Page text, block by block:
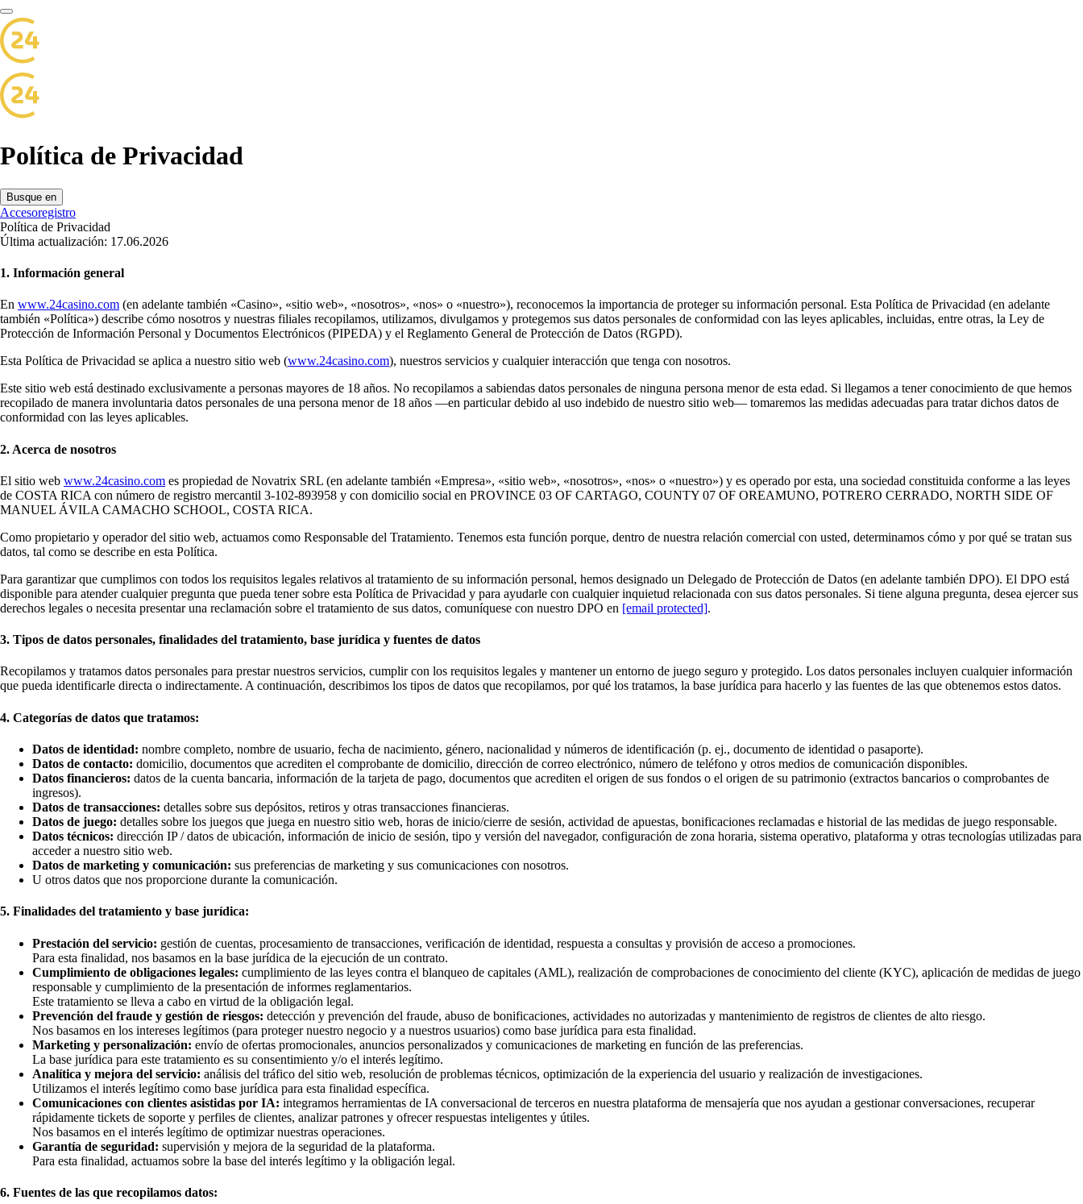
Política de Privacidad
Busque en
Accesoregistro
Política de Privacidad
Última actualización: 17.06.2026
1. Información general
En www.24casino.com (en adelante también «Casino», «sitio web», «nosotros», «nos» o «nuestro»), reconocemos la importancia de proteger su información personal. Esta Política de Privacidad (en adelante
también «Política») describe cómo nosotros y nuestras filiales recopilamos, utilizamos, divulgamos y protegemos sus datos personales de conformidad con las leyes aplicables, incluidas, entre otras, la Ley de
Protección de Información Personal y Documentos Electrónicos (PIPEDA) y el Reglamento General de Protección de Datos (RGPD).
Esta Política de Privacidad se aplica a nuestro sitio web (www.24casino.com), nuestros servicios y cualquier interacción que tenga con nosotros.
Este sitio web está destinado exclusivamente a personas mayores de 18 años. No recopilamos a sabiendas datos personales de ninguna persona menor de esta edad. Si llegamos a tener conocimiento de que hemos
recopilado de manera involuntaria datos personales de una persona menor de 18 años —en particular debido al uso indebido de nuestro sitio web— tomaremos las medidas adecuadas para tratar dichos datos de
conformidad con las leyes aplicables.
2. Acerca de nosotros
El sitio web www.24casino.com es propiedad de Novatrix SRL (en adelante también «Empresa», «sitio web», «nosotros», «nos» o «nuestro») y es operado por esta, una sociedad constituida conforme a las leyes
de COSTA RICA con número de registro mercantil 3-102-893958 y con domicilio social en PROVINCE 03 OF CARTAGO, COUNTY 07 OF OREAMUNO, POTRERO CERRADO, NORTH SIDE OF
MANUEL ÁVILA CAMACHO SCHOOL, COSTA RICA.
Como propietario y operador del sitio web, actuamos como Responsable del Tratamiento. Tenemos esta función porque, dentro de nuestra relación comercial con usted, determinamos cómo y por qué se tratan sus
datos, tal como se describe en esta Política.
Para garantizar que cumplimos con todos los requisitos legales relativos al tratamiento de su información personal, hemos designado un Delegado de Protección de Datos (en adelante también DPO). El DPO está
disponible para atender cualquier pregunta que pueda tener sobre esta Política de Privacidad y para ayudarle con cualquier inquietud relacionada con sus datos personales. Si tiene alguna pregunta, desea ejercer sus
derechos legales o necesita presentar una reclamación sobre el tratamiento de sus datos, comuníquese con nuestro DPO en [email protected].
3. Tipos de datos personales, finalidades del tratamiento, base jurídica y fuentes de datos
Recopilamos y tratamos datos personales para prestar nuestros servicios, cumplir con los requisitos legales y mantener un entorno de juego seguro y protegido. Los datos personales incluyen cualquier información
que pueda identificarle directa o indirectamente. A continuación, describimos los tipos de datos que recopilamos, por qué los tratamos, la base jurídica para hacerlo y las fuentes de las que obtenemos estos datos.
4. Categorías de datos que tratamos:
Datos de identidad: nombre completo, nombre de usuario, fecha de nacimiento, género, nacionalidad y números de identificación (p. ej., documento de identidad o pasaporte).
Datos de contacto: domicilio, documentos que acrediten el comprobante de domicilio, dirección de correo electrónico, número de teléfono y otros medios de comunicación disponibles.
Datos financieros: datos de la cuenta bancaria, información de la tarjeta de pago, documentos que acrediten el origen de sus fondos o el origen de su patrimonio (extractos bancarios o comprobantes de
ingresos).
Datos de transacciones: detalles sobre sus depósitos, retiros y otras transacciones financieras.
Datos de juego: detalles sobre los juegos que juega en nuestro sitio web, horas de inicio/cierre de sesión, actividad de apuestas, bonificaciones reclamadas e historial de las medidas de juego responsable.
Datos técnicos: dirección IP / datos de ubicación, información de inicio de sesión, tipo y versión del navegador, configuración de zona horaria, sistema operativo, plataforma y otras tecnologías utilizadas para
acceder a nuestro sitio web.
Datos de marketing y comunicación: sus preferencias de marketing y sus comunicaciones con nosotros.
U otros datos que nos proporcione durante la comunicación.
5. Finalidades del tratamiento y base jurídica:
Prestación del servicio: gestión de cuentas, procesamiento de transacciones, verificación de identidad, respuesta a consultas y provisión de acceso a promociones.
Para esta finalidad, nos basamos en la base jurídica de la ejecución de un contrato.
Cumplimiento de obligaciones legales: cumplimiento de las leyes contra el blanqueo de capitales (AML), realización de comprobaciones de conocimiento del cliente (KYC), aplicación de medidas de juego
responsable y cumplimiento de la presentación de informes reglamentarios.
Este tratamiento se lleva a cabo en virtud de la obligación legal.
Prevención del fraude y gestión de riesgos: detección y prevención del fraude, abuso de bonificaciones, actividades no autorizadas y mantenimiento de registros de clientes de alto riesgo.
Nos basamos en los intereses legítimos (para proteger nuestro negocio y a nuestros usuarios) como base jurídica para esta finalidad.
Marketing y personalización: envío de ofertas promocionales, anuncios personalizados y comunicaciones de marketing en función de las preferencias.
La base jurídica para este tratamiento es su consentimiento y/o el interés legítimo.
Analítica y mejora del servicio: análisis del tráfico del sitio web, resolución de problemas técnicos, optimización de la experiencia del usuario y realización de investigaciones.
Utilizamos el interés legítimo como base jurídica para esta finalidad específica.
Comunicaciones con clientes asistidas por IA: integramos herramientas de IA conversacional de terceros en nuestra plataforma de mensajería que nos ayudan a gestionar conversaciones, recuperar
rápidamente tickets de soporte y perfiles de clientes, analizar patrones y ofrecer respuestas inteligentes y útiles.
Nos basamos en el interés legítimo de optimizar nuestras operaciones.
Garantía de seguridad: supervisión y mejora de la seguridad de la plataforma.
Para esta finalidad, actuamos sobre la base del interés legítimo y la obligación legal.
6. Fuentes de las que recopilamos datos: